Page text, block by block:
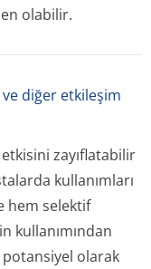
olabilir.
diğer etkileşim
zayıflatabilir
kullanımları
hem selektif
kullanımından
potansiyel olarak